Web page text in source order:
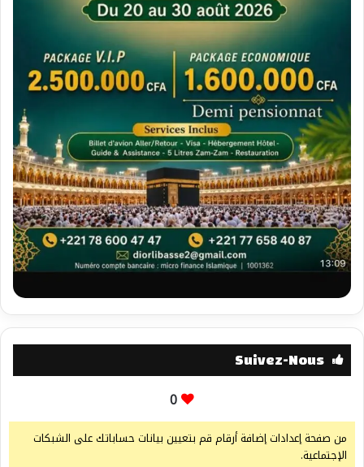
Suivez-Nous
0
من صفحة إعدادات إضافة أرقام قم بتعيين بيانات حساباتك على الشبكات
الإجتماعية.